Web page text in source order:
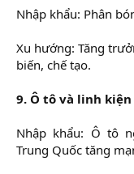
Nhập khẩu: Phân
Xu hướng: Tăng
biến, chế tạo.
9. Ô tô và linh
Nhập khẩu: Ô tô
Trung Quốc tăng